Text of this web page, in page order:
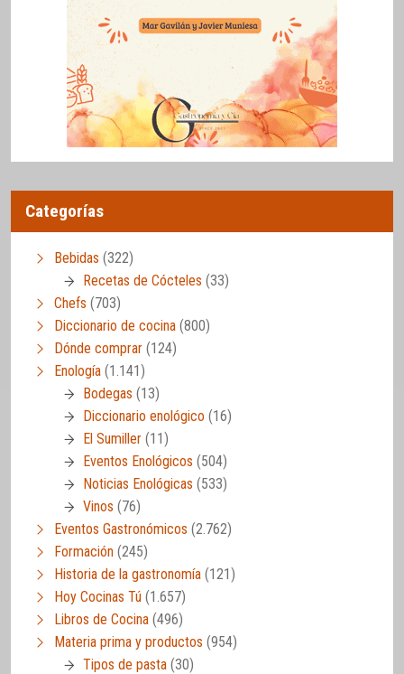
Categorías
Bebidas (322)
Recetas de Cócteles (33)
Chefs (703)
Diccionario de cocina (800)
Dónde comprar (124)
Enología (1.141)
Bodegas (13)
Diccionario enológico (16)
El Sumiller (11)
Eventos Enológicos (504)
Noticias Enológicas (533)
Vinos (76)
Eventos Gastronómicos (2.762)
Formación (245)
Historia de la gastronomía (121)
Hoy Cocinas Tú (1.657)
Libros de Cocina (496)
Materia prima y productos (954)
Tipos de pasta (30)